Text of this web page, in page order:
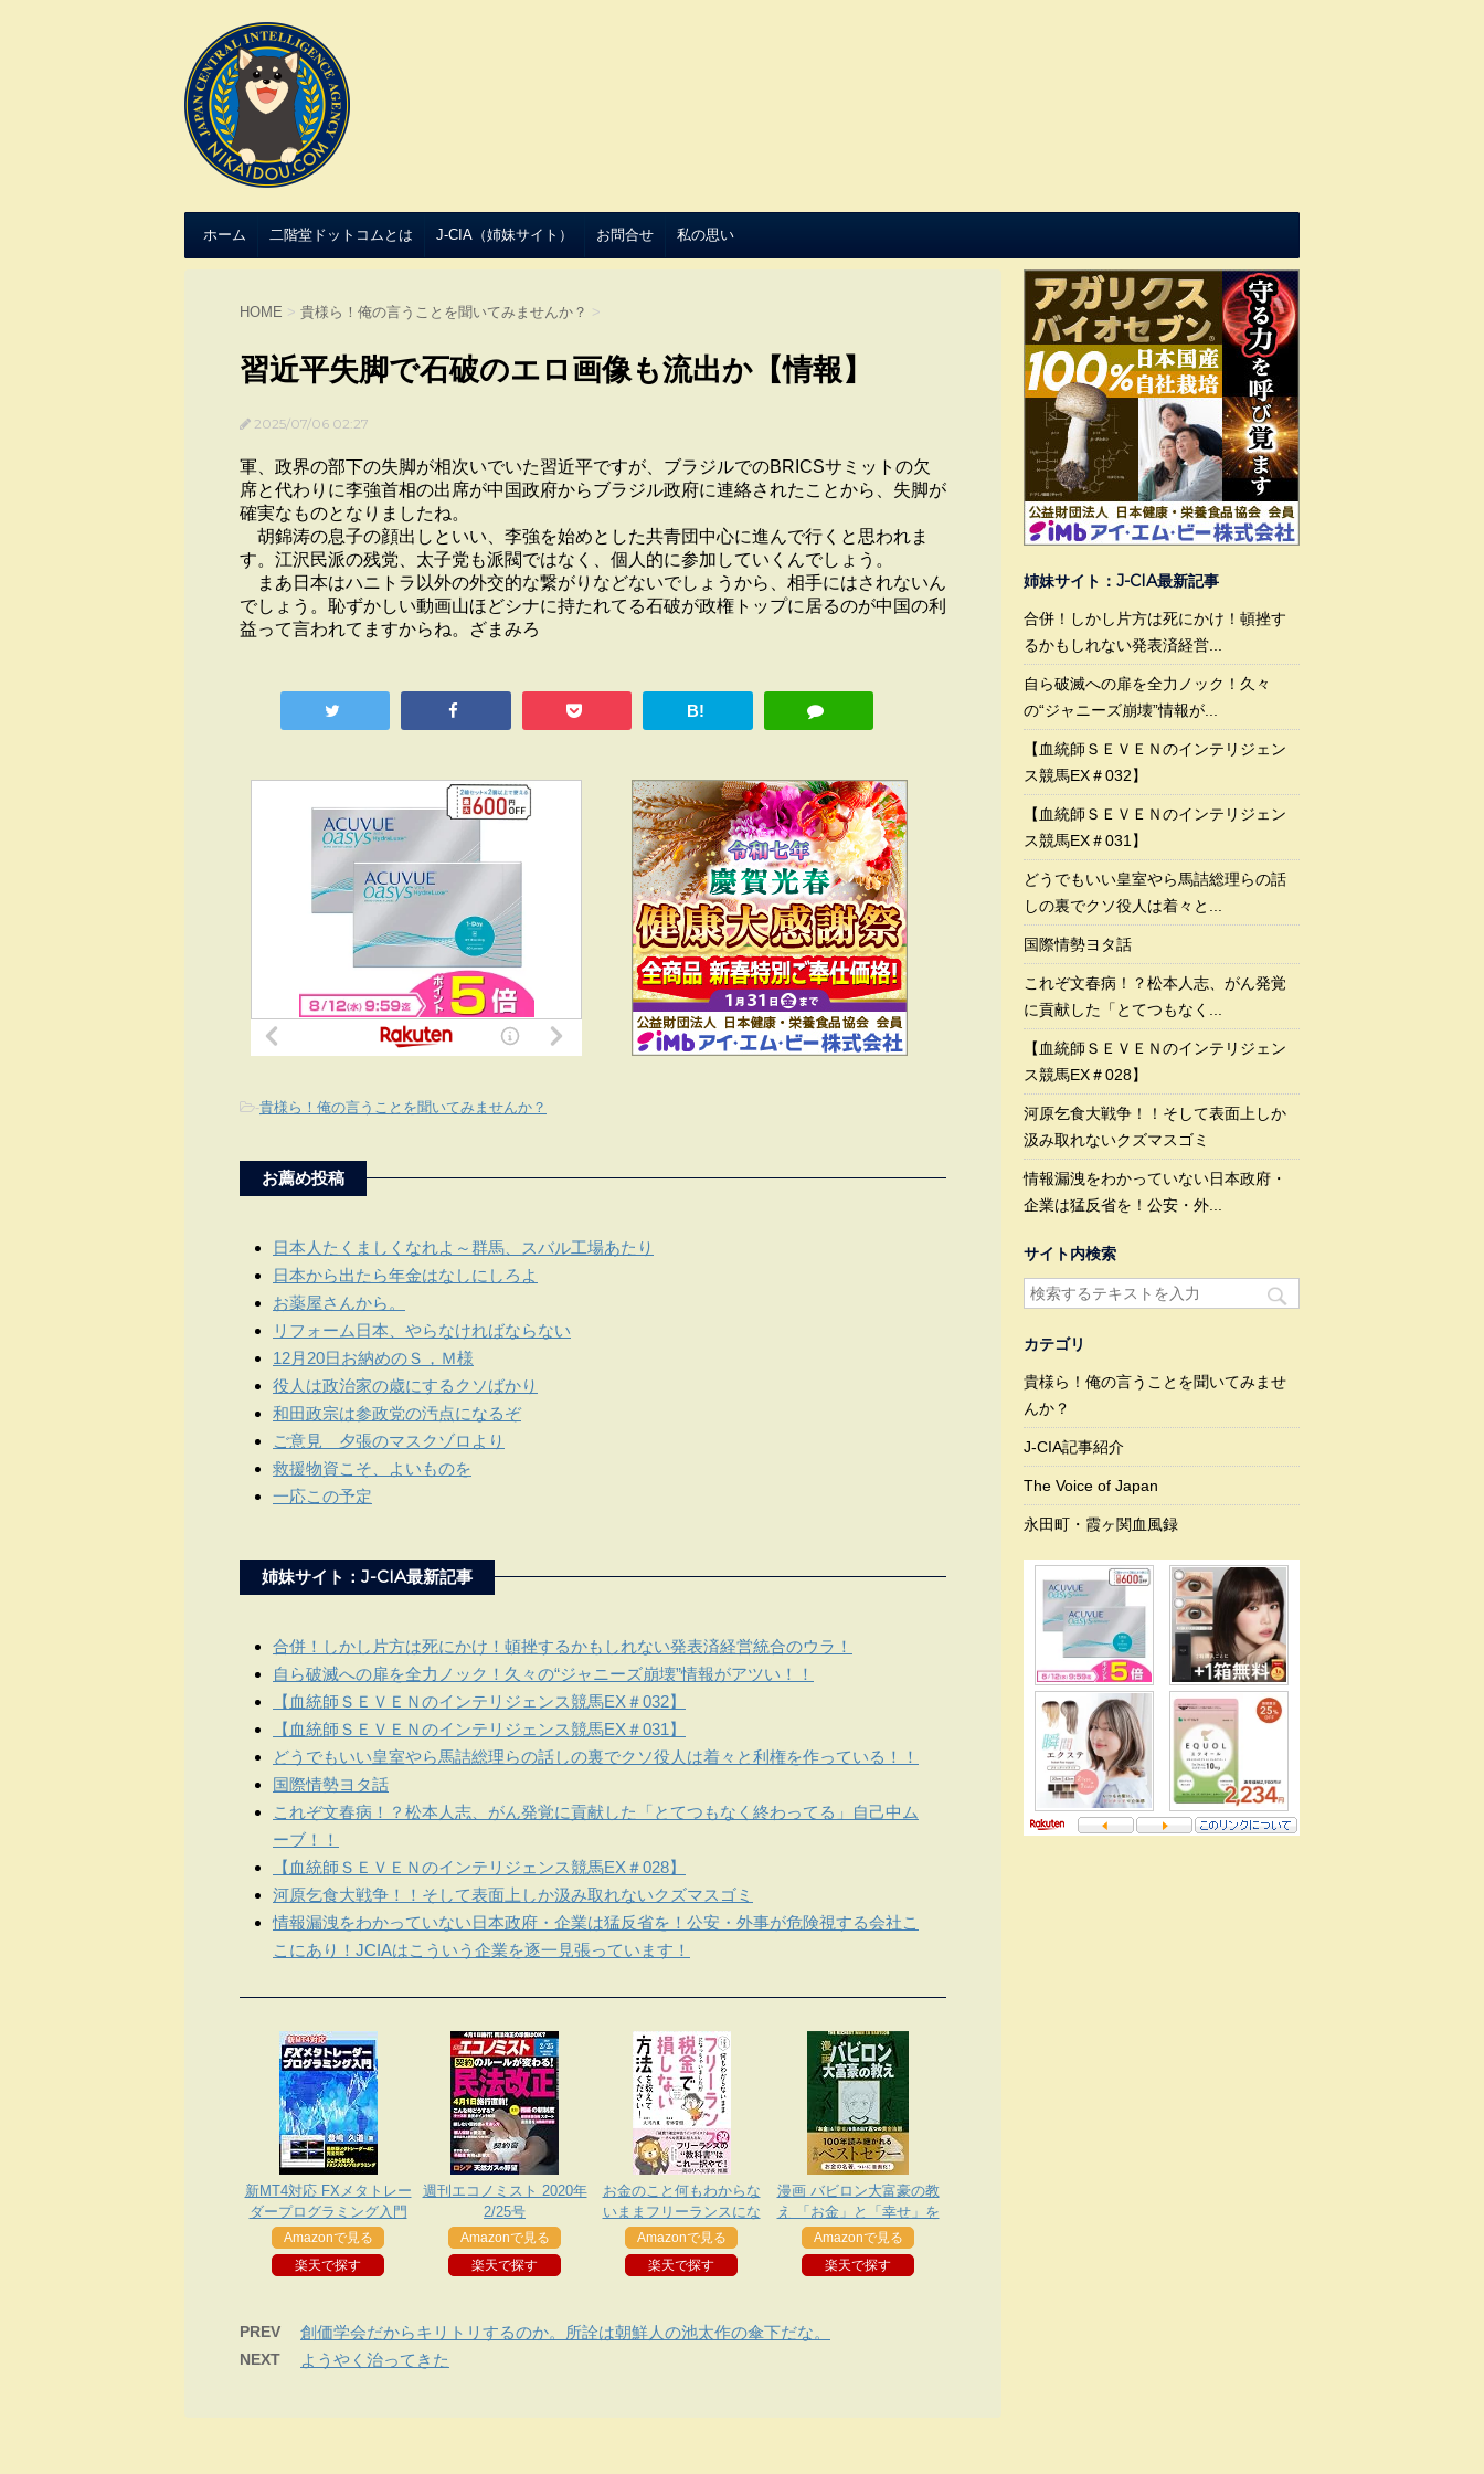
ホーム 二階堂ドットコムとは J-CIA（姉妹サイト） お問合せ 私の思い
HOME > 貴様ら！俺の言うことを聞いてみませんか？ >
習近平失脚で石破のエロ画像も流出か【情報】
2025/07/06 02:27
軍、政界の部下の失脚が相次いでいた習近平ですが、ブラジルでのBRICSサミットの欠
席と代わりに李強首相の出席が中国政府からブラジル政府に連絡されたことから、失脚が
確実なものとなりましたね。
胡錦涛の息子の顔出しといい、李強を始めとした共青団中心に進んで行くと思われま
す。江沢民派の残党、太子党も派閥ではなく、個人的に参加していくんでしょう。
まあ日本はハニトラ以外の外交的な繋がりなどないでしょうから、相手にはされないん
でしょう。恥ずかしい動画山ほどシナに持たれてる石破が政権トップに居るのが中国の利
益って言われてますからね。ざまみろ
B!
-貴様ら！俺の言うことを聞いてみませんか？
お薦め投稿
日本人たくましくなれよ～群馬、スバル工場あたり
日本から出たら年金はなしにしろよ
お薬屋さんから。
リフォーム日本、やらなければならない
12月20日お納めのＳ，Ｍ様
役人は政治家の歳にするクソばかり
和田政宗は参政党の汚点になるぞ
ご意見 夕張のマスクゾロより
救援物資こそ、よいものを
一応この予定
姉妹サイト：J-CIA最新記事
合併！しかし片方は死にかけ！頓挫するかもしれない発表済経営統合のウラ！
自ら破滅への扉を全力ノック！久々の“ジャニーズ崩壊”情報がアツい！！
【血統師ＳＥＶＥＮのインテリジェンス競馬EX＃032】
【血統師ＳＥＶＥＮのインテリジェンス競馬EX＃031】
どうでもいい皇室やら馬詰総理らの話しの裏でクソ役人は着々と利権を作っている！！
国際情勢ヨタ話
これぞ文春病！？松本人志、がん発覚に貢献した「とてつもなく終わってる」自己中ム
ーブ！！
【血統師ＳＥＶＥＮのインテリジェンス競馬EX＃028】
河原乞食大戦争！！そして表面上しか汲み取れないクズマスゴミ
情報漏洩をわかっていない日本政府・企業は猛反省を！公安・外事が危険視する会社こ
こにあり！JCIAはこういう企業を逐一見張っています！
新MT4対応 FXメタトレー
ダープログラミング入門
Amazonで見る
楽天で探す
週刊エコノミスト 2020年
2/25号
Amazonで見る
楽天で探す
お金のこと何もわからな
いままフリーランスにな
っちゃいましたが税金で
損しない方法を教えてく
ださい!
Amazonで見る
楽天で探す
漫画 バビロン大富豪の教
え 「お金」と「幸せ」を
生み出す五つの黄金法則
Amazonで見る
楽天で探す
PREV 創価学会だからキリトリするのか。所詮は朝鮮人の池太作の傘下だな。
NEXT ようやく治ってきた
姉妹サイト：J-CIA最新記事
合併！しかし片方は死にかけ！頓挫す
るかもしれない発表済経営...
自ら破滅への扉を全力ノック！久々
の“ジャニーズ崩壊”情報が...
【血統師ＳＥＶＥＮのインテリジェン
ス競馬EX＃032】
【血統師ＳＥＶＥＮのインテリジェン
ス競馬EX＃031】
どうでもいい皇室やら馬詰総理らの話
しの裏でクソ役人は着々と...
国際情勢ヨタ話
これぞ文春病！？松本人志、がん発覚
に貢献した「とてつもなく...
【血統師ＳＥＶＥＮのインテリジェン
ス競馬EX＃028】
河原乞食大戦争！！そして表面上しか
汲み取れないクズマスゴミ
情報漏洩をわかっていない日本政府・
企業は猛反省を！公安・外...
サイト内検索
カテゴリ
貴様ら！俺の言うことを聞いてみませ
んか？
J-CIA記事紹介
The Voice of Japan
永田町・霞ヶ関血風録